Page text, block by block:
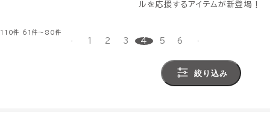
ルを応援するアイテムが新登場！
110件 61件～80件
1 2 3 4 5 6
絞り込み